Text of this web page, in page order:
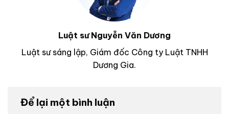
Luật sư Nguyễn Văn Dương
Luật sư sáng lập, Giám đốc Công ty Luật TNHH
Dương Gia.
Để lại một bình luận